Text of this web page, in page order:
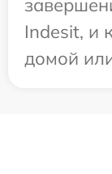
Indesit, и
домой